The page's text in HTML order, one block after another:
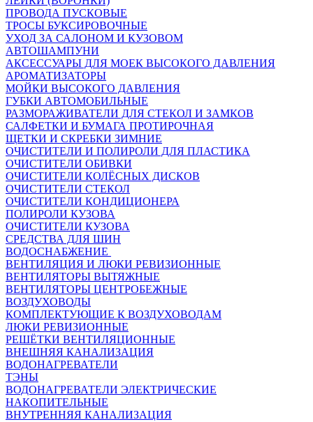
ПРОВОДА ПУСКОВЫЕ
ТРОСЫ БУКСИРОВОЧНЫЕ
УХОД ЗА САЛОНОМ И КУЗОВОМ
АВТОШАМПУНИ
АКСЕССУАРЫ ДЛЯ МОЕК ВЫСОКОГО ДАВЛЕНИЯ
АРОМАТИЗАТОРЫ
МОЙКИ ВЫСОКОГО ДАВЛЕНИЯ
ГУБКИ АВТОМОБИЛЬНЫЕ
РАЗМОРАЖИВАТЕЛИ ДЛЯ СТЕКОЛ И ЗАМКОВ
САЛФЕТКИ И БУМАГА ПРОТИРОЧНАЯ
ЩЕТКИ И СКРЕБКИ ЗИМНИЕ
ОЧИСТИТЕЛИ И ПОЛИРОЛИ ДЛЯ ПЛАСТИКА
ОЧИСТИТЕЛИ ОБИВКИ
ОЧИСТИТЕЛИ КОЛЁСНЫХ ДИСКОВ
ОЧИСТИТЕЛИ СТЕКОЛ
ОЧИСТИТЕЛИ КОНДИЦИОНЕРА
ПОЛИРОЛИ КУЗОВА
ОЧИСТИТЕЛИ КУЗОВА
СРЕДСТВА ДЛЯ ШИН
ВОДОСНАБЖЕНИЕ
ВЕНТИЛЯЦИЯ И ЛЮКИ РЕВИЗИОННЫЕ
ВЕНТИЛЯТОРЫ ВЫТЯЖНЫЕ
ВЕНТИЛЯТОРЫ ЦЕНТРОБЕЖНЫЕ
ВОЗДУХОВОДЫ
КОМПЛЕКТУЮЩИЕ К ВОЗДУХОВОДАМ
ЛЮКИ РЕВИЗИОННЫЕ
РЕШЁТКИ ВЕНТИЛЯЦИОННЫЕ
ВНЕШНЯЯ КАНАЛИЗАЦИЯ
ВОДОНАГРЕВАТЕЛИ
ТЭНЫ
ВОДОНАГРЕВАТЕЛИ ЭЛЕКТРИЧЕСКИЕ
НАКОПИТЕЛЬНЫЕ
ВНУТРЕННЯЯ КАНАЛИЗАЦИЯ